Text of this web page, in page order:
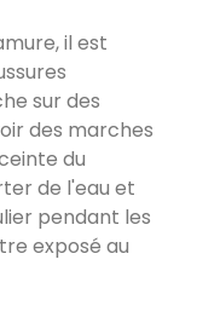
il est
sur des
des marches
du
de l'eau et
pendant les
exposé au